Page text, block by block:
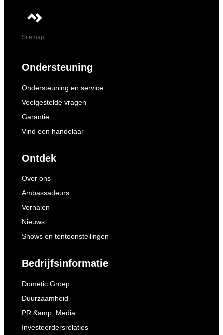
Sitemap
Ondersteuning
Ondersteuning en service
Veelgestelde vragen
Garantie
Vind een handelaar
Ontdek
Over ons
Ambassadeurs
Verhalen
Nieuws
Shows en tentoonstellingen
Bedrijfsinformatie
Dometic Groep
Duurzaamheid
PR &amp; Media
Investeerdersrelaties